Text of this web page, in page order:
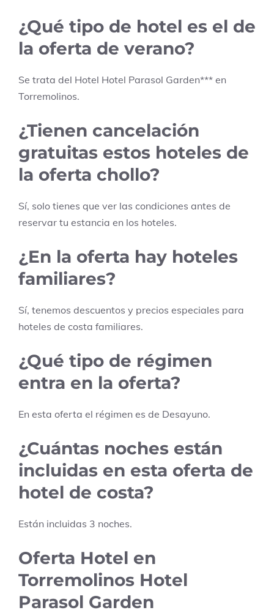
¿Qué tipo de hotel es el de
la oferta de verano?
Se trata del Hotel Hotel Parasol Garden*** en
Torremolinos.
¿Tienen cancelación
gratuitas estos hoteles de
la oferta chollo?
Sí, solo tienes que ver las condiciones antes de
reservar tu estancia en los hoteles.
¿En la oferta hay hoteles
familiares?
Sí, tenemos descuentos y precios especiales para
hoteles de costa familiares.
¿Qué tipo de régimen
entra en la oferta?
En esta oferta el régimen es de Desayuno.
¿Cuántas noches están
incluidas en esta oferta de
hotel de costa?
Están incluidas 3 noches.
Oferta Hotel en
Torremolinos Hotel
Parasol Garden